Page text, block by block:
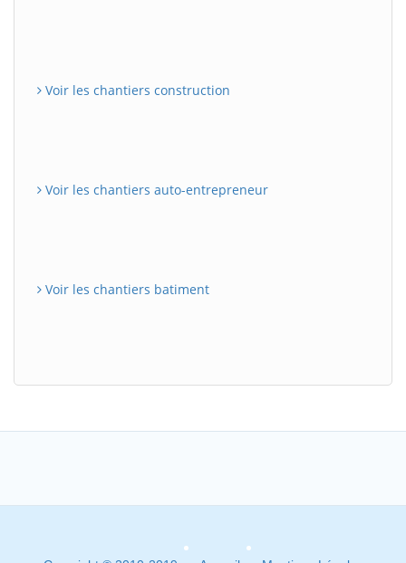
Voir les chantiers construction
Voir les chantiers auto-entrepreneur
Voir les chantiers batiment